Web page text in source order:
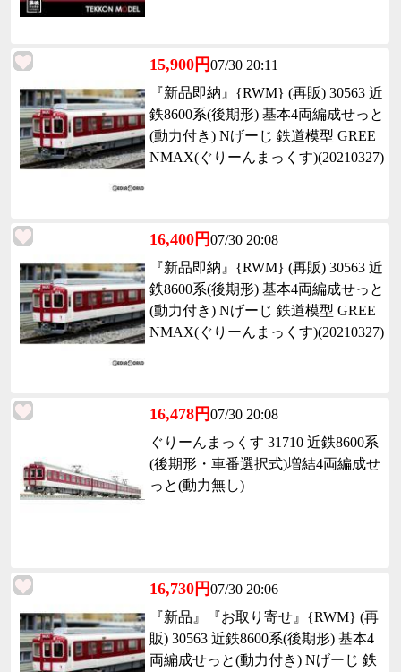
15,900円07/30 20:11
『新品即納』{RWM} (再販) 30563 近
鉄8600系(後期形) 基本4両編成せっと
(動力付き) Nげーじ 鉄道模型 GREE
NMAX(ぐりーんまっくす)(20210327)
16,400円07/30 20:08
『新品即納』{RWM} (再販) 30563 近
鉄8600系(後期形) 基本4両編成せっと
(動力付き) Nげーじ 鉄道模型 GREE
NMAX(ぐりーんまっくす)(20210327)
16,478円07/30 20:08
ぐりーんまっくす 31710 近鉄8600系
(後期形・車番選択式)増結4両編成せ
っと(動力無し)
16,730円07/30 20:06
『新品』『お取り寄せ』{RWM} (再
販) 30563 近鉄8600系(後期形) 基本4
両編成せっと(動力付き) Nげーじ 鉄